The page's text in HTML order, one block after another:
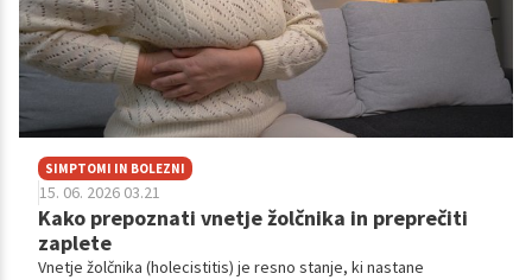
SIMPTOMI IN BOLEZNI
15. 06. 2026 03.21
Kako prepoznati vnetje žolčnika in preprečiti
zaplete
Vnetje žolčnika (holecistitis) je resno stanje, ki nastane